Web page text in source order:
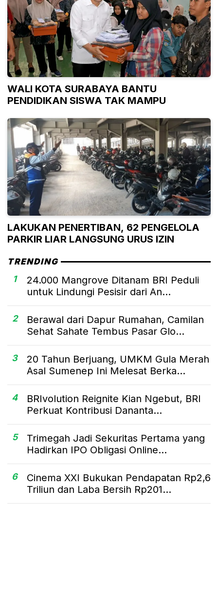
WALI KOTA SURABAYA BANTU
PENDIDIKAN SISWA TAK MAMPU
LAKUKAN PENERTIBAN, 62 PENGELOLA
PARKIR LIAR LANGSUNG URUS IZIN
TRENDING
1
24.000 Mangrove Ditanam BRI Peduli
untuk Lindungi Pesisir dari An...
2
Berawal dari Dapur Rumahan, Camilan
Sehat Sahate Tembus Pasar Glo...
3
20 Tahun Berjuang, UMKM Gula Merah
Asal Sumenep Ini Melesat Berka...
4
BRIvolution Reignite Kian Ngebut, BRI
Perkuat Kontribusi Dananta...
5
Trimegah Jadi Sekuritas Pertama yang
Hadirkan IPO Obligasi Online...
6
Cinema XXI Bukukan Pendapatan Rp2,6
Triliun dan Laba Bersih Rp201...